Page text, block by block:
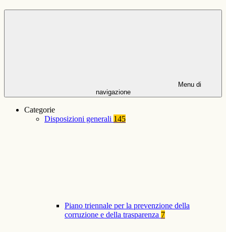
Menu di
navigazione
Categorie
Disposizioni generali 145
Piano triennale per la prevenzione della
corruzione e della trasparenza 7